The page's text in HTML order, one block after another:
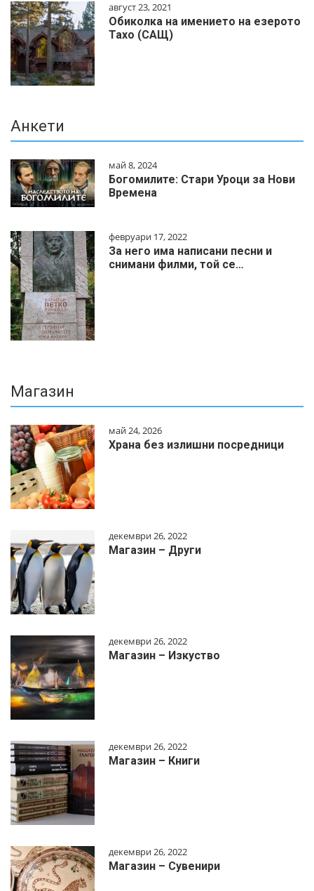
август 23, 2021
Обиколка на имението на езерото
Тахо (САЩ)
Анкети
май 8, 2024
Богомилите: Стари Уроци за Нови
Времена
февруари 17, 2022
За него има написани песни и
снимани филми, той се…
Магазин
май 24, 2026
Храна без излишни посредници
декември 26, 2022
Магазин – Други
декември 26, 2022
Магазин – Изкуство
декември 26, 2022
Магазин – Книги
декември 26, 2022
Магазин – Сувенири